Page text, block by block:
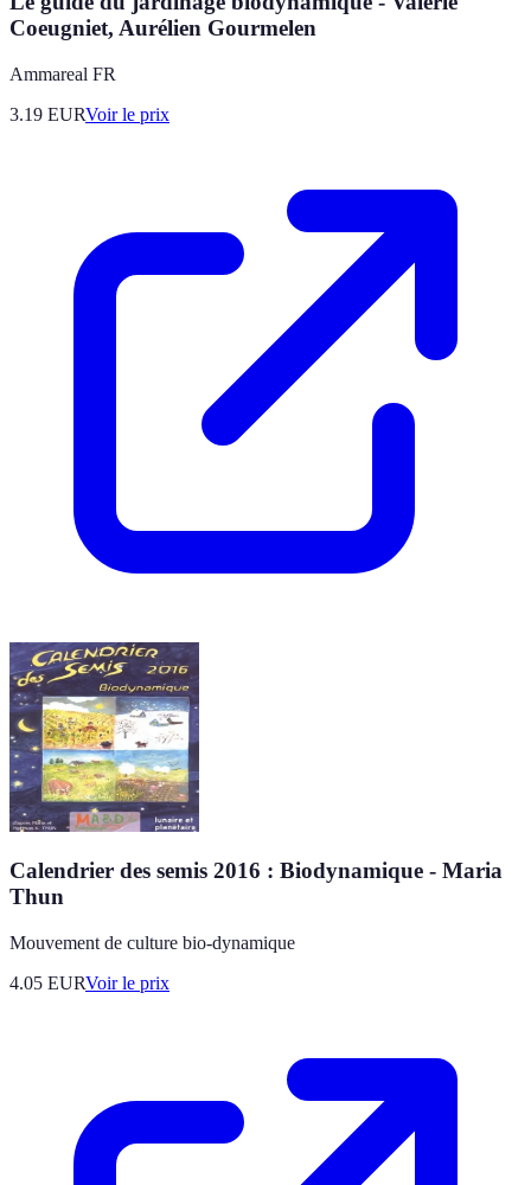
Coeugniet, Aurélien Gourmelen
Ammareal FR
3.19 EURVoir le prix
Calendrier des semis 2016 : Biodynamique - Maria
Thun
Mouvement de culture bio-dynamique
4.05 EURVoir le prix